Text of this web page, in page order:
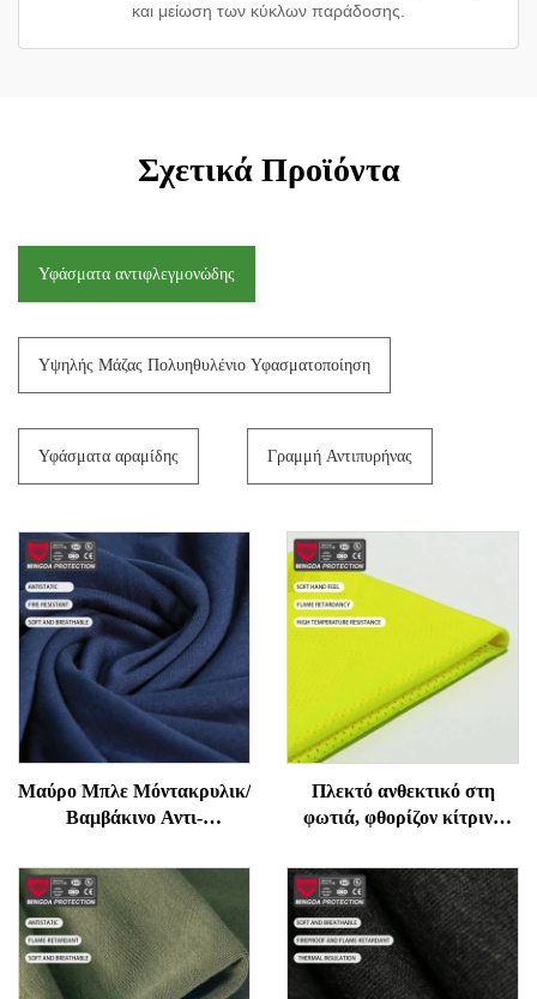
και μείωση των κύκλων παράδοσης.
Σχετικά Προϊόντα
Υφάσματα αντιφλεγμονώδης
Υψηλής Μάζας Πολυηθυλένιο Υφασματοποίηση
Υφάσματα αραμίδης Γραμμή Αντιπυρήνας
Μαύρο Μπλε Μόντακρυλικ/
Βαμβάκινο Αντι-
για Παραγωγή
Ηλεκτρονικών
Πλεκτό ανθεκτικό στη
φωτιά, φθορίζον κίτρινο
Modacrylic